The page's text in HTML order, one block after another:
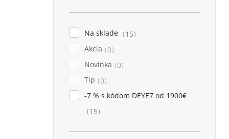
Na sklade
15
Akcia 0
Novinka 0
Tip 0
-7 % s kódom DEYE7 od 1900€
15